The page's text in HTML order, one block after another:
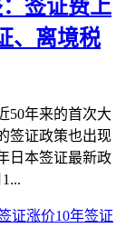
签证费上
、离境税
50年来的首次大
签证政策也出现
日本签证最新政
证涨价10年签证